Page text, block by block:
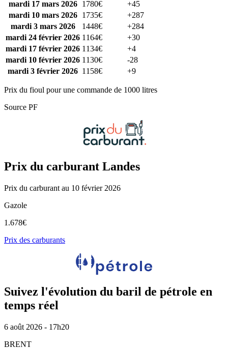
mardi 17 mars 2026
1780€
+45
mardi 10 mars 2026
1735€
+287
mardi 3 mars 2026
1448€
+284
mardi 24 février 2026 1164€
+30
mardi 17 février 2026 1134€
+4
mardi 10 février 2026 1130€
-28
mardi 3 février 2026 1158€ +9
Prix du fioul pour une commande de 1000 litres
Source PF
Prix du carburant Landes
Prix du carburant au 10 février 2026
Gazole
1.678€
Prix des carburants
Suivez l'évolution du baril de pétrole en
temps réel
6 août 2026 - 17h20
BRENT